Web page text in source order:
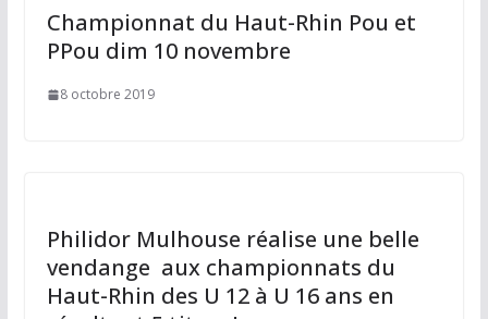
Championnat du Haut-Rhin Pou et
PPou dim 10 novembre
8 octobre 2019
Philidor Mulhouse réalise une belle
vendange aux championnats du
Haut-Rhin des U 12 à U 16 ans en